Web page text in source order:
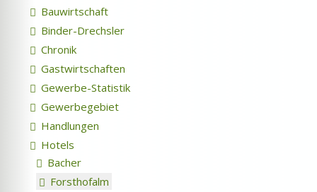
Bauwirtschaft
Binder-Drechsler
Chronik
Gastwirtschaften
Gewerbe-Statistik
Gewerbegebiet
Handlungen
Hotels
Bacher
Forsthofalm